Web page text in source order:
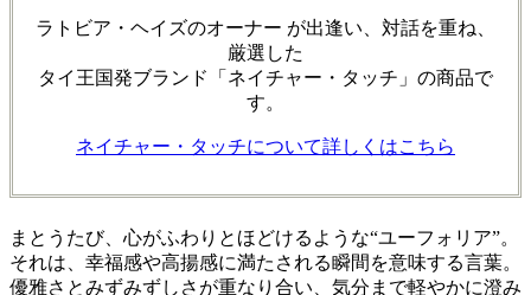
ラトビア・ヘイズのオーナー が出逢い、 対話を重ね、
厳選した
タイ王国発ブランド
「ネイチャー・タッチ」の商品で
す。
ネイチャー・タッチについて詳しくはこちら
まとうたび、心がふわりとほどけるような“ユーフォリア”。
それは、幸福感や高揚感に満たされる瞬間を意味する言葉。
優雅さとみずみずしさが重なり合い、気分まで軽やかに澄み